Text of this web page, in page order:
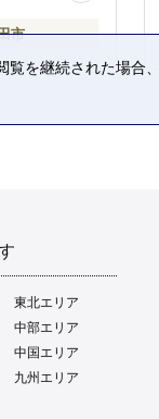
市
東北エリア
中部エリア
中国エリア
九州エリア
を継続された場合